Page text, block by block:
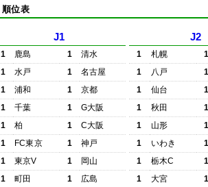
順位表
J1
1 鹿島 1
清水
1
水戸 1
名古屋
1
浦和 1
京都
1
千葉 1
G大阪
1
柏 1
C大阪
1
FC東京 1
神戸
1
東京V 1
岡山
1
町田 1
広島
J2
1 札幌
1
八戸
1
仙台
1
秋田
1
山形
1
いわき
1
栃木C
1
大宮